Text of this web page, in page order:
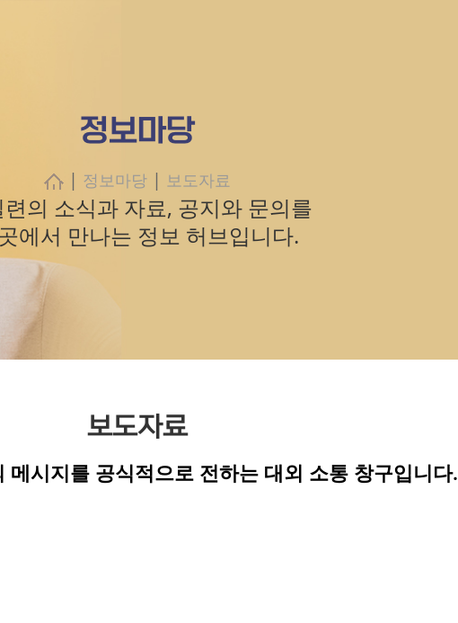
정보마당
| 정보마당 | 보도자료
련의 소식과 자료, 공지와 문의를
에서 만나는 정보 허브입니다.
보도자료
메시지를 공식적으로 전하는 대외 소통 창구입니다.